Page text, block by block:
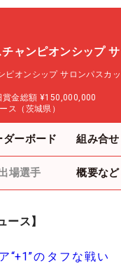
ャンピオンシップ
ピオンシップ サロンパスカ
賞金総額 ¥150,000,000
ス（茨城県）
ダーボード 組み合せ
場選手 概要など
ース】
“+1”のタフな戦い